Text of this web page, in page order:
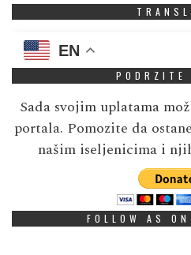
EN
PODRZITE
Sada svojim uplatama
portala. Pomozite da
našim iseljenicima i
FOLLOW AS ON